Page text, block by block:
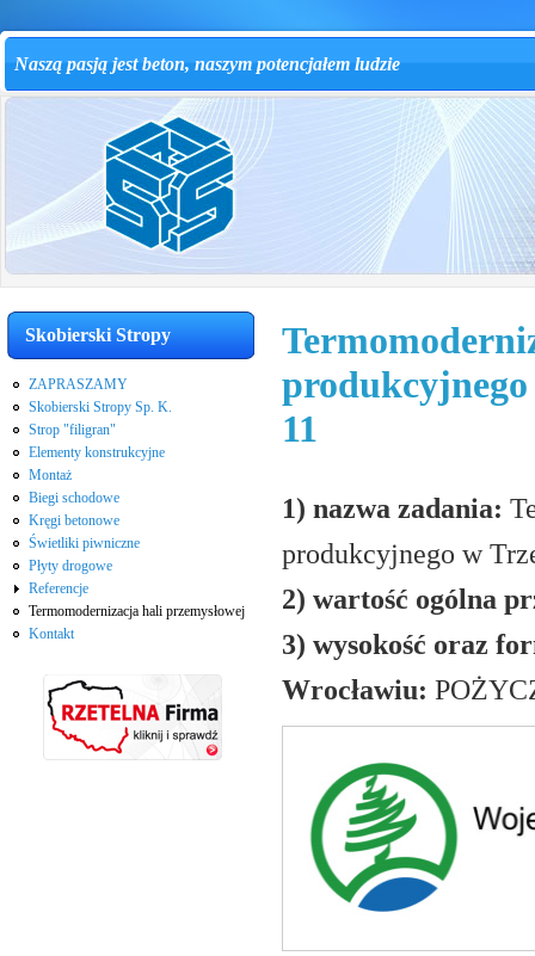
Naszą pasją jest beton, naszym potencjałem ludzie
11
1) nazwa zadania:
produkcyjnego w
2) wartość ogólna
3) wysokość oraz
Wrocławiu:
Skobierski Stropy
ZAPRASZAMY
Skobierski Stropy Sp. K.
Strop "filigran"
Elementy konstrukcyjne
Montaż
Biegi schodowe
Kręgi betonowe
Świetliki piwniczne
Płyty drogowe
Referencje
Termomodernizacja hali przemysłowej
Kontakt